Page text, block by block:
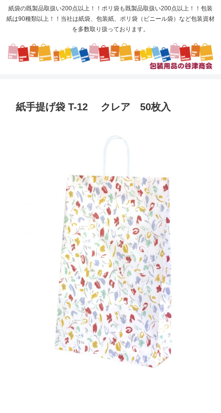
紙袋の既製品取扱い200点以上！！ポリ袋も既製品取扱い200点以上！！包装
紙は90種類以上！！当社は紙袋、包装紙、ポリ袋（ビニール袋）など包装資材
を多数取り扱っております。
紙手提げ袋 T-12 クレア 50枚入